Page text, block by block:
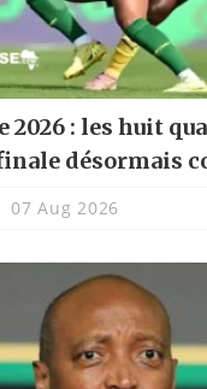
2026 : les huit
désormais
07 Aug 2026